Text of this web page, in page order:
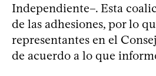
Independiente–. Esta
de las adhesiones, por lo
representantes en el
de acuerdo a lo que